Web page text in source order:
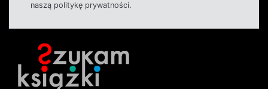
naszą politykę prywatności.